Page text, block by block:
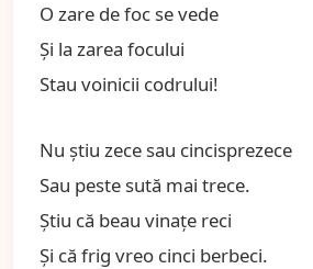
O zare de foc se vede
Şi la zarea focului
Stau voinicii codrului!
Nu ştiu zece sau cincisprezece
Sau peste sută mai trece.
Ştiu că beau vinaţe reci
Şi că frig vreo cinci berbeci.